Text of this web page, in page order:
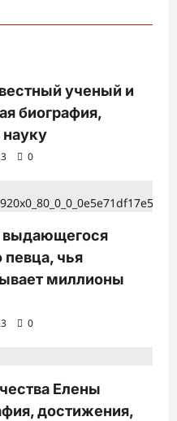
ученый и
биография,
0
певца, чья
миллионы
0
Елены
достижения,